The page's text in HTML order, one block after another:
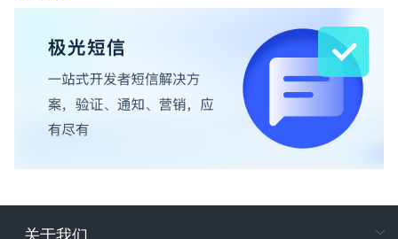
关于我们